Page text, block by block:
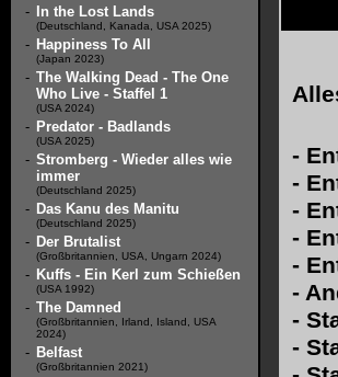
- In the Lost Lands
(Deutschland, Kanada, USA 2025)
- Happiness To All
(Japan 2023)
- The Walking Dead - The One
Who Live - Staffel 1
(USA 2024)
- Predator - Badlands
(USA 2025)
- Stromberg - Wieder alles wie
immer
(Deutschland 2025)
- Das Kanu des Manitu
(Deutschland 2025)
- Der Brutalist
(Großbritannien, USA, Ungarn 2024)
- Kuffs - Ein Kerl zum Schießen
(USA 1992)
- The Damned
(Großbritannien, Irland, Island, USA
2024)
- Belfast
(Großbritannien 2021)
-
-
-
-
-
-
-
-